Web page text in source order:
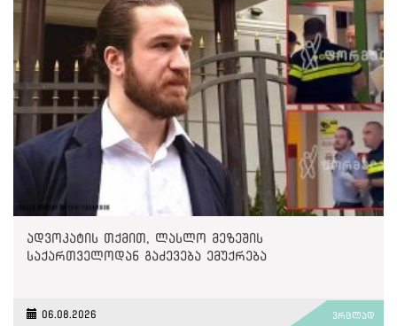
ადვოკატის თქმით, ლასლო მეზეშის
საქართველოდან გაძევება ემუქრება
06.08.2026 ვრცლად